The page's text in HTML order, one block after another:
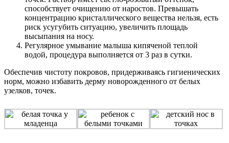
способствует очищению от наростов. Превышать
концентрацию кристаллического вещества нельзя, есть
риск усугубить ситуацию, увеличить площадь
высыпания на носу.
Регулярное умывание малыша кипяченой теплой
водой, процедура выполняется от 3 раз в сутки.
Обеспечив чистоту покровов, придерживаясь гигиенических
норм, можно избавить дерму новорожденного от белых
узелков, точек.